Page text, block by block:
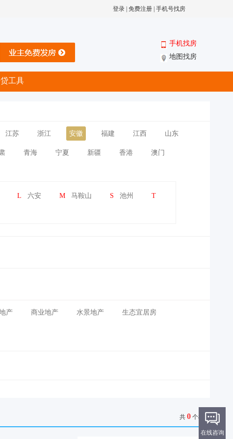
登录 免费注册 手机号找房
手机找房
地图找房
工具
江苏 浙江 安徽 福建 江西 山东
青海 宁夏 新疆 香港 澳门
L 六安 M 马鞍山 S 池州 T
产 商业地产 水景地产 生态宜居房
共 0 个楼盘
在线咨询